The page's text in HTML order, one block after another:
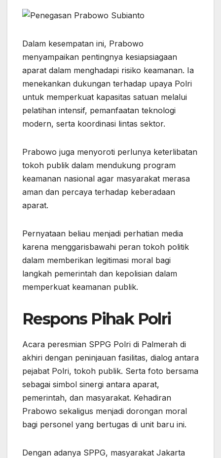
Dalam kesempatan ini, Prabowo
menyampaikan pentingnya kesiapsiagaan
aparat dalam menghadapi risiko keamanan. Ia
menekankan dukungan terhadap upaya Polri
untuk memperkuat kapasitas satuan melalui
pelatihan intensif, pemanfaatan teknologi
modern, serta koordinasi lintas sektor.
Prabowo juga menyoroti perlunya keterlibatan
tokoh publik dalam mendukung program
keamanan nasional agar masyarakat merasa
aman dan percaya terhadap keberadaan
aparat.
Pernyataan beliau menjadi perhatian media
karena menggarisbawahi peran tokoh politik
dalam memberikan legitimasi moral bagi
langkah pemerintah dan kepolisian dalam
memperkuat keamanan publik.
Respons Pihak Polri
Acara peresmian SPPG Polri di Palmerah di
akhiri dengan peninjauan fasilitas, dialog antara
pejabat Polri, tokoh publik. Serta foto bersama
sebagai simbol sinergi antara aparat,
pemerintah, dan masyarakat. Kehadiran
Prabowo sekaligus menjadi dorongan moral
bagi personel yang bertugas di unit baru ini.
Dengan adanya SPPG, masyarakat Jakarta